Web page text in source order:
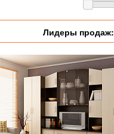
Лидеры продаж: